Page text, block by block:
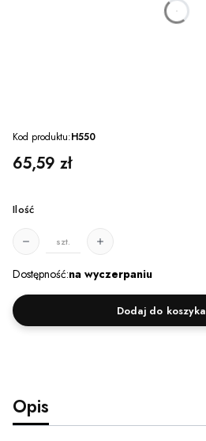
godzin
Kod produktu:H550
Cena
65,59 zł
Ilość
szt.
Dostępność:na wyczerpaniu
Dodaj do koszyka
Opis